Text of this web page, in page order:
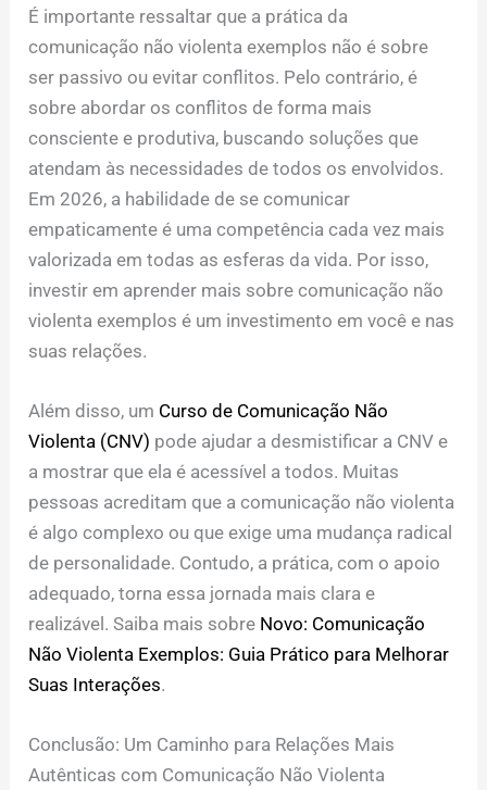
É importante ressaltar que a prática da
comunicação não violenta exemplos não é sobre
ser passivo ou evitar conflitos. Pelo contrário, é
sobre abordar os conflitos de forma mais
consciente e produtiva, buscando soluções que
atendam às necessidades de todos os envolvidos.
Em 2026, a habilidade de se comunicar
empaticamente é uma competência cada vez mais
valorizada em todas as esferas da vida. Por isso,
investir em aprender mais sobre comunicação não
violenta exemplos é um investimento em você e nas
suas relações.
Além disso, um Curso de Comunicação Não
Violenta (CNV) pode ajudar a desmistificar a CNV e
a mostrar que ela é acessível a todos. Muitas
pessoas acreditam que a comunicação não violenta
é algo complexo ou que exige uma mudança radical
de personalidade. Contudo, a prática, com o apoio
adequado, torna essa jornada mais clara e
realizável. Saiba mais sobre Novo: Comunicação
Não Violenta Exemplos: Guia Prático para Melhorar
Suas Interações.
Conclusão: Um Caminho para Relações Mais
Autênticas com Comunicação Não Violenta